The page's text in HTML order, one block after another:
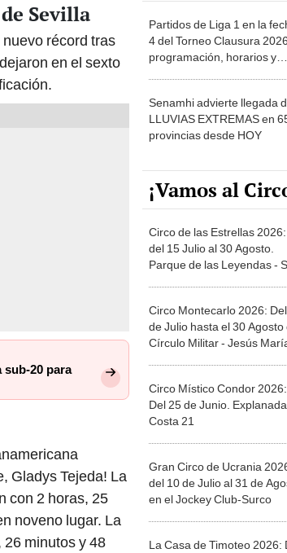
Sevilla
récord tras
en el sexto
sub-20 para
Gladys Tejeda! La
con 2 horas, 25
noveno lugar. La
minutos y 48
Partidos de Liga 1 en la
4 del Torneo Clausura
programación, horarios y
Senamhi advierte llegada
LLUVIAS EXTREMAS en
provincias desde HOY
¡Vamos al
Circo de las Estrellas 2026:
del 15 Julio al 30 Agosto.
Parque de las Leyendas -
Circo Montecarlo 2026:
de Julio hasta el 30 Agosto
Círculo Militar - Jesús
Circo Místico Condor 2026:
Del 25 de Junio. Explanada
Costa 21
Gran Circo de Ucrania
del 10 de Julio al 31 de
en el Jockey Club-Surco
La Casa de Timoteo 2026: